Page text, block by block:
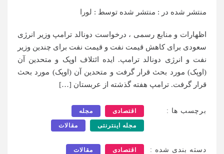
منتشر شده در : منتشر شده توسط : لورا
اظهارات و منابع رسمی ، درخواست دونالد ترامپ وزیر انرژی
سعودی برای کاهش قیمت نفت و قیمت نفت برای چندین وزیر
نفت و انرژی دونالد ترامپ. ایده ائتلاف اوپک و متحدین آن
(اوپک) مورد بحث قرار گرفت و متحدین آن (اوپک) مورد بحث
قرار گرفت. ترامپ هفته گذشته از عربستان […]
برچسب ها : اقتصادی مجله
مجله اینترنتی مقالات
دسته بندی شده : اقتصادی مقالات